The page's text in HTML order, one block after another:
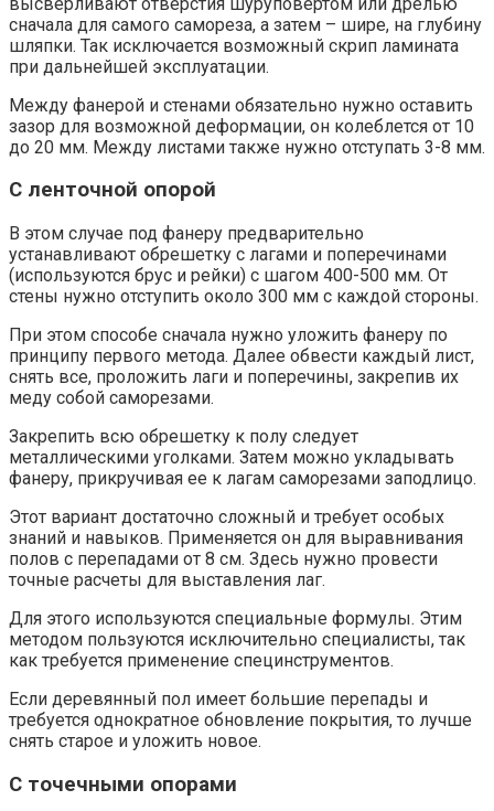
сначала для самого самореза, а затем – шире, на глубину
шляпки. Так исключается возможный скрип ламината
при дальнейшей эксплуатации.
Между фанерой и стенами обязательно нужно оставить
зазор для возможной деформации, он колеблется от 10
до 20 мм. Между листами также нужно отступать 3-8 мм.
С ленточной опорой
В этом случае под фанеру предварительно
устанавливают обрешетку с лагами и поперечинами
(используются брус и рейки) с шагом 400-500 мм. От
стены нужно отступить около 300 мм с каждой стороны.
При этом способе сначала нужно уложить фанеру по
принципу первого метода. Далее обвести каждый лист,
снять все, проложить лаги и поперечины, закрепив их
меду собой саморезами.
Закрепить всю обрешетку к полу следует
металлическими уголками. Затем можно укладывать
фанеру, прикручивая ее к лагам саморезами заподлицо.
Этот вариант достаточно сложный и требует особых
знаний и навыков. Применяется он для выравнивания
полов с перепадами от 8 см. Здесь нужно провести
точные расчеты для выставления лаг.
Для этого используются специальные формулы. Этим
методом пользуются исключительно специалисты, так
как требуется применение специнструментов.
Если деревянный пол имеет большие перепады и
требуется однократное обновление покрытия, то лучше
снять старое и уложить новое.
С точечными опорами